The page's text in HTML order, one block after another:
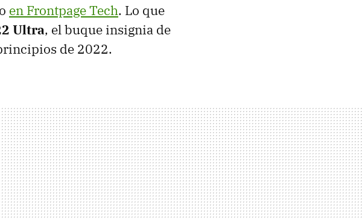
en Frontpage Tech. Lo que
Ultra, el buque insignia de
de 2022.